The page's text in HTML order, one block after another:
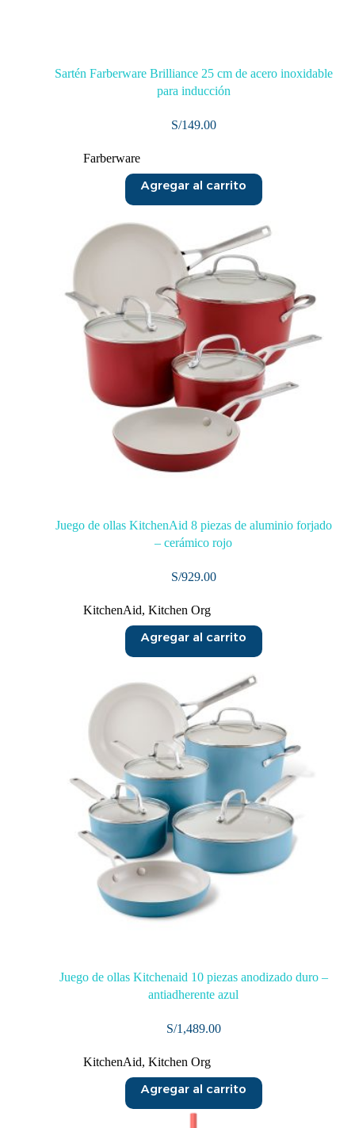
Sartén Farberware Brilliance 25 cm de acero inoxidable
para inducción
S/149.00
Farberware
Agregar al carrito
Juego de ollas KitchenAid 8 piezas de aluminio forjado
– cerámico rojo
S/929.00
KitchenAid, Kitchen Org
Agregar al carrito
Juego de ollas Kitchenaid 10 piezas anodizado duro –
antiadherente azul
S/1,489.00
KitchenAid, Kitchen Org
Agregar al carrito